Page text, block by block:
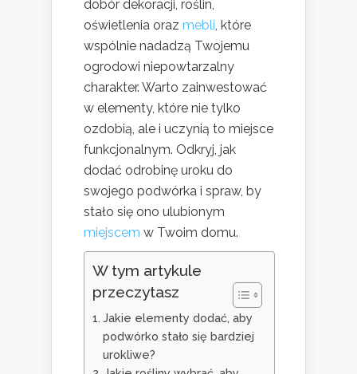
dobór dekoracji, roślin,
oświetlenia oraz mebli, które
wspólnie nadadzą Twojemu
ogrodowi niepowtarzalny
charakter. Warto zainwestować
w elementy, które nie tylko
ozdobią, ale i uczynią to miejsce
funkcjonalnym. Odkryj, jak
dodać odrobinę uroku do
swojego podwórka i spraw, by
stało się ono ulubionym
miejscem w Twoim domu.
W tym artykule
przeczytasz
Jakie elementy dodać, aby
podwórko stało się bardziej
urokliwe?